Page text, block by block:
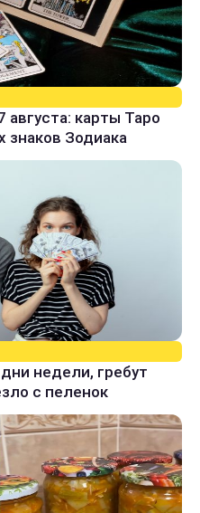
августа: карты Таро
знаков Зодиака
недели, гребут
с пеленок